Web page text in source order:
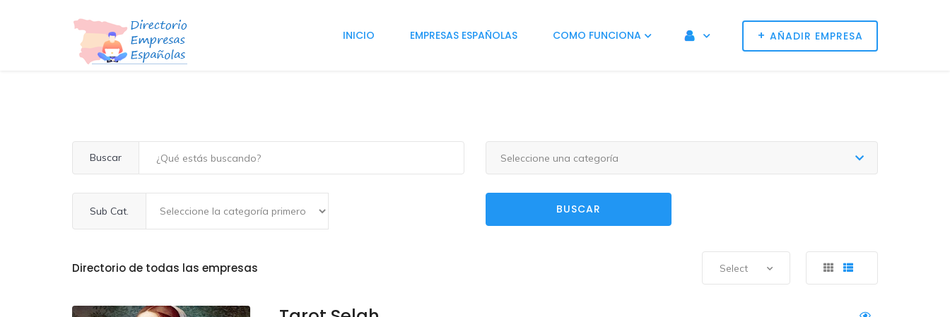
+ AÑADIR EMPRESA
INICIO EMPRESAS ESPAÑOLAS COMO FUNCIONA
Buscar Seleccione una categoría
Sub Cat. BUSCAR
Directorio de todas las empresas Select